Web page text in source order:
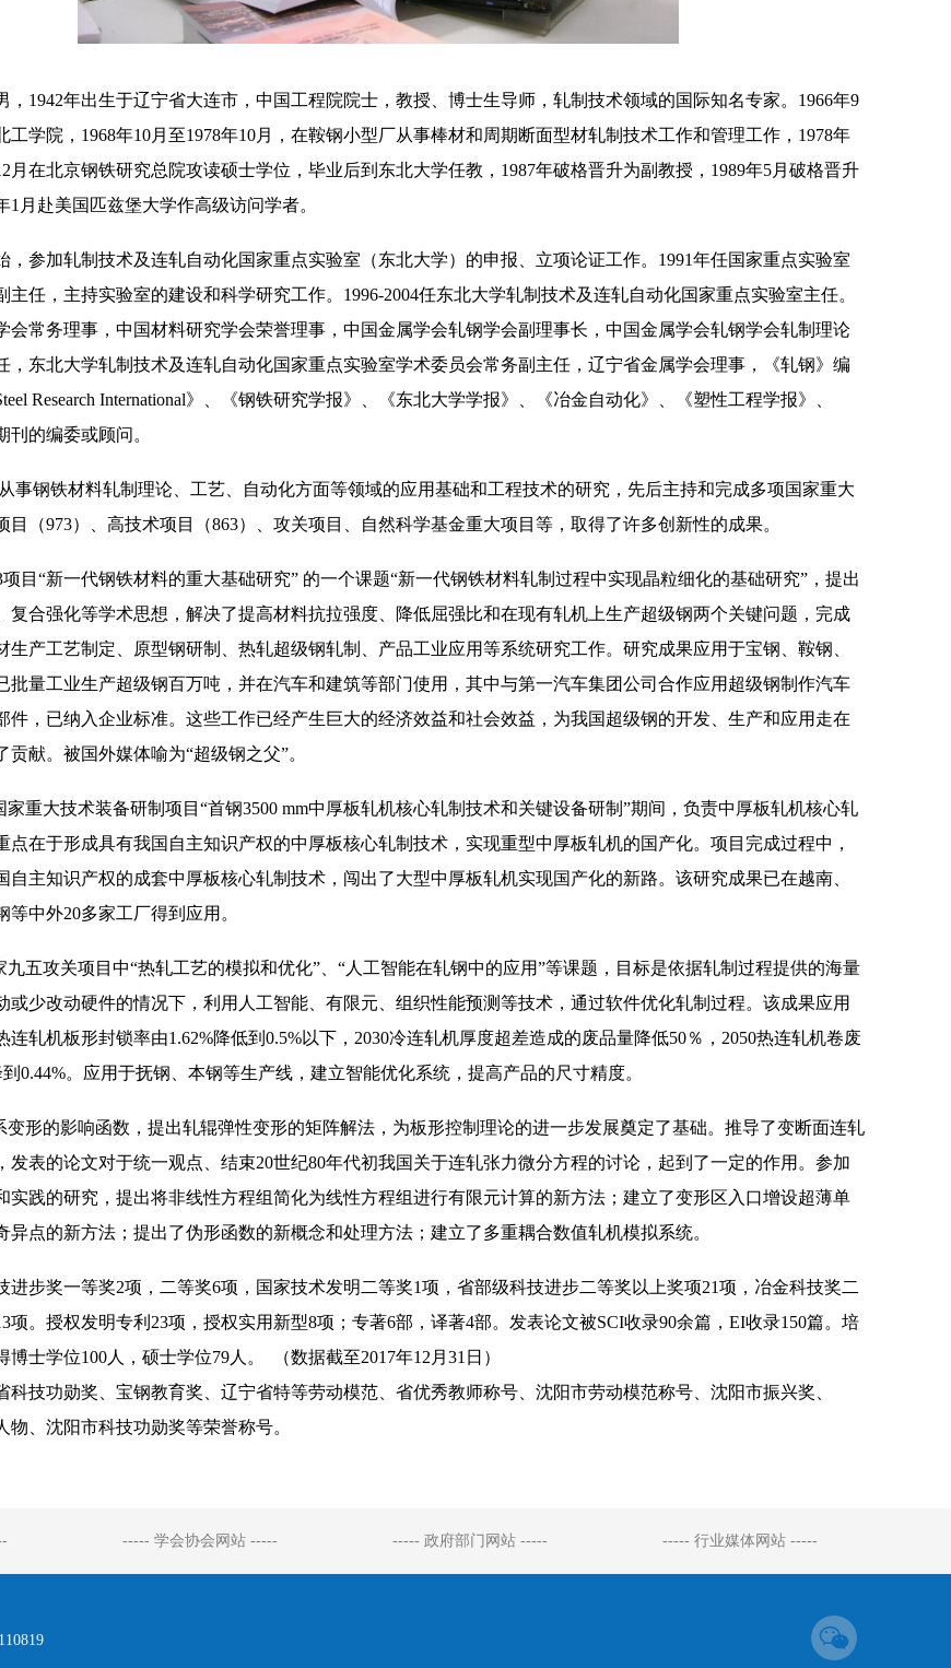
年出生于辽宁省大连市，中国工程院院士，教授、博士生导师，轧制技术领域的国际知名专家。1966年9
工学院，1968年10月至1978年10月，在鞍钢小型厂从事棒材和周期断面型材轧制技术工作和管理工作，1978年
月在北京钢铁研究总院攻读硕士学位，毕业后到东北大学任教，1987年破格晋升为副教授，1989年5月破格晋升
1月赴美国匹兹堡大学作高级访问学者。
参加轧制技术及连轧自动化国家重点实验室（东北大学）的申报、立项论证工作。1991年任国家重点实验室
主任，主持实验室的建设和科学研究工作。1996-2004任东北大学轧制技术及连轧自动化国家重点实验室主任。
会常务理事，中国材料研究学会荣誉理事，中国金属学会轧钢学会副理事长，中国金属学会轧钢学会轧制理论
，东北大学轧制技术及连轧自动化国家重点实验室学术委员会常务副主任，辽宁省金属学会理事，《轧钢》编
Research International》、《钢铁研究学报》、《东北大学学报》、《冶金自动化》、《塑性工程学报》、
刊的编委或顾问。
钢铁材料轧制理论、工艺、自动化方面等领域的应用基础和工程技术的研究，先后主持和完成多项国家重大
目（973）、高技术项目（863）、攻关项目、自然科学基金重大项目等，取得了许多创新性的成果。
“新一代钢铁材料的重大基础研究” 的一个课题“新一代钢铁材料轧制过程中实现晶粒细化的基础研究”，提出
复合强化等学术思想，解决了提高材料抗拉强度、降低屈强比和在现有轧机上生产超级钢两个关键问题，完成
生产工艺制定、原型钢研制、热轧超级钢轧制、产品工业应用等系统研究工作。研究成果应用于宝钢、鞍钢、
批量工业生产超级钢百万吨，并在汽车和建筑等部门使用，其中与第一汽车集团公司合作应用超级钢制作汽车
件，已纳入企业标准。这些工作已经产生巨大的经济效益和社会效益，为我国超级钢的开发、生产和应用走在
贡献。被国外媒体喻为“超级钢之父”。
大技术装备研制项目“首钢3500 mm中厚板轧机核心轧制技术和关键设备研制”期间，负责中厚板轧机核心轧
点在于形成具有我国自主知识产权的中厚板核心轧制技术，实现重型中厚板轧机的国产化。项目完成过程中，
自主知识产权的成套中厚板核心轧制技术，闯出了大型中厚板轧机实现国产化的新路。该研究成果已在越南、
等中外20多家工厂得到应用。
攻关项目中“热轧工艺的模拟和优化”、“人工智能在轧钢中的应用”等课题，目标是依据轧制过程提供的海量
或少改动硬件的情况下，利用人工智能、有限元、组织性能预测等技术，通过软件优化轧制过程。该成果应用
连轧机板形封锁率由1.62%降低到0.5%以下，2030冷连轧机厚度超差造成的废品量降低50％，2050热连轧机卷废
到0.44%。应用于抚钢、本钢等生产线，建立智能优化系统，提高产品的尺寸精度。
的影响函数，提出轧辊弹性变形的矩阵解法，为板形控制理论的进一步发展奠定了基础。推导了变断面连轧
发表的论文对于统一观点、结束20世纪80年代初我国关于连轧张力微分方程的讨论，起到了一定的作用。参加
实践的研究，提出将非线性方程组简化为线性方程组进行有限元计算的新方法；建立了变形区入口增设超薄单
异点的新方法；提出了伪形函数的新概念和处理方法；建立了多重耦合数值轧机模拟系统。
奖一等奖2项，二等奖6项，国家技术发明二等奖1项，省部级科技进步二等奖以上奖项21项，冶金科技奖二
项。授权发明专利23项，授权实用新型8项；专著6部，译著4部。发表论文被SCI收录90余篇，EI收录150篇。培
博士学位100人，硕士学位79人。 （数据截至2017年12月31日）
功勋奖、宝钢教育奖、辽宁省特等劳动模范、省优秀教师称号、沈阳市劳动模范称号、沈阳市振兴奖、
物、沈阳市科技功勋奖等荣誉称号。
----- 学会协会网站 ----- ----- 政府部门网站 ----- ----- 行业媒体网站 -----